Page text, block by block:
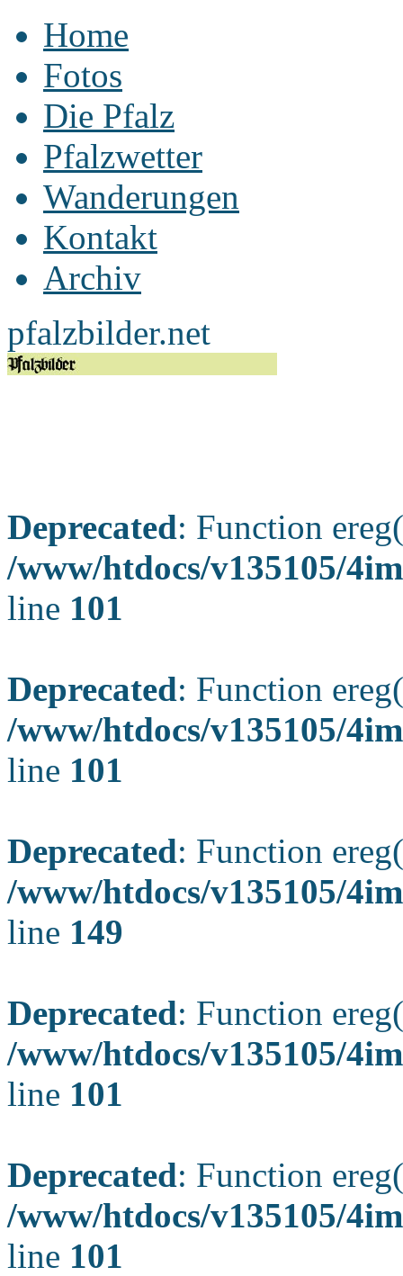
Home
Fotos
Die Pfalz
Pfalzwetter
Wanderungen
Kontakt
Archiv
pfalzbilder.net
Deprecated: Function
/www/htdocs/v135105/
line 101
Deprecated: Function
/www/htdocs/v135105/
line 101
Deprecated: Function
/www/htdocs/v135105/
line 149
Deprecated: Function
/www/htdocs/v135105/
line 101
Deprecated: Function
/www/htdocs/v135105/
line 101